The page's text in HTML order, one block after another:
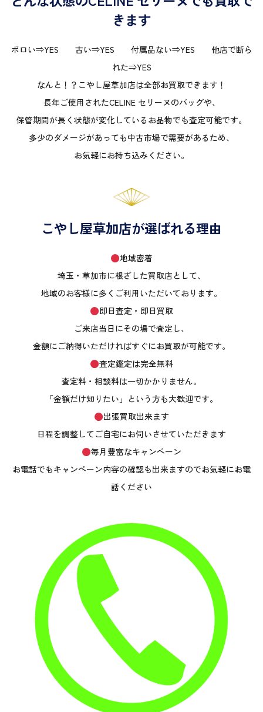
きます
ボロい⇒YES 古い⇒YES 付属品ない⇒YES 他店で断ら
れた⇒YES
なんと！？こやし屋草加店は全部お買取できます！
長年ご使用されたCELINE セリーヌのバッグや、
保管期間が長く状態が変化しているお品物でも査定可能です。
多少のダメージがあっても中古市場で需要があるため、
お気軽にお持ち込みください。
こやし屋草加店が選ばれる理由
地域密着
埼玉・草加市に根ざした買取店として、
地域のお客様に多くご利用いただいております。
即日査定・即日買取
ご来店当日にその場で査定し、
金額にご納得いただければすぐにお買取が可能です。
査定鑑定は完全無料
査定料・相談料は一切かかりません。
「金額だけ知りたい」という方も大歓迎です。
出張買取出来ます
日程を調整してご自宅にお伺いさせていただきます
毎月豊富なキャンペーン
お電話でもキャンペーン内容の確認も出来ますのでお気軽にお電
話ください